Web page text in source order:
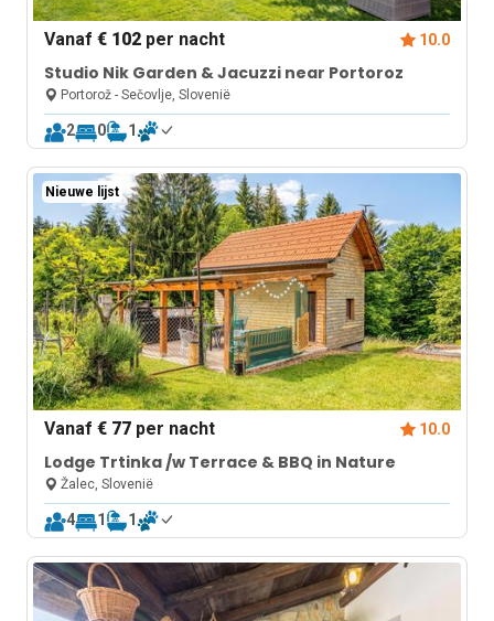
Vanaf€ 102 per nacht 10.0
Studio Nik Garden & Jacuzzi near Portoroz
Portorož - Sečovlje, Slovenië
2 0 1
Nieuwe lijst
Vanaf€ 77 per nacht 10.0
Lodge Trtinka /w Terrace & BBQ in Nature
Žalec, Slovenië
4 1 1